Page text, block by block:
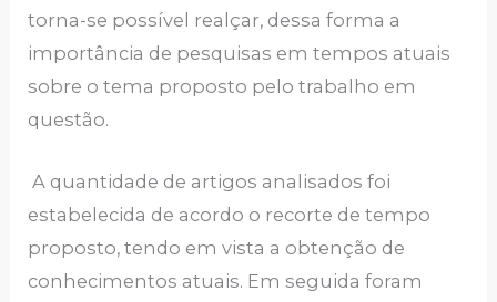
torna-se possível realçar, dessa forma a
importância de pesquisas em tempos atuais
sobre o tema proposto pelo trabalho em
questão.
A quantidade de artigos analisados foi
estabelecida de acordo o recorte de tempo
proposto, tendo em vista a obtenção de
conhecimentos atuais. Em seguida foram